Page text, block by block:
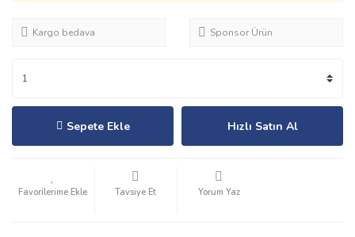
Kargo bedava Sponsor Ürün
Sepete Ekle Hızlı Satın Al
Tavsiye Et Yorum Yaz